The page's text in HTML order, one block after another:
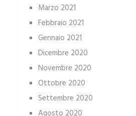
Marzo 2021
Febbraio 2021
Gennaio 2021
Dicembre 2020
Novembre 2020
Ottobre 2020
Settembre 2020